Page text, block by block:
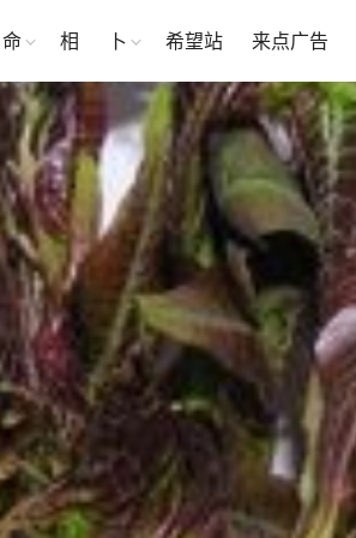
命 相 卜 希望站 来点广告